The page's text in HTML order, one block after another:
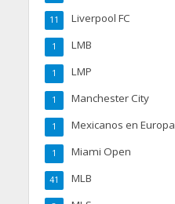
Liverpool FC
11
LMB
1
LMP
1
Manchester City
1
Mexicanos en Europa
1
Miami Open
1
MLB
41